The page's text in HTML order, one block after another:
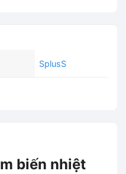
SplusS
biến nhiệt